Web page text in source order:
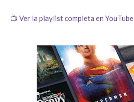
📺 Ver la playlist completa en YouTube